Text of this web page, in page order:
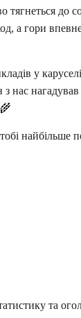
тягнеться до
а гори
у
нас
найбільше
та